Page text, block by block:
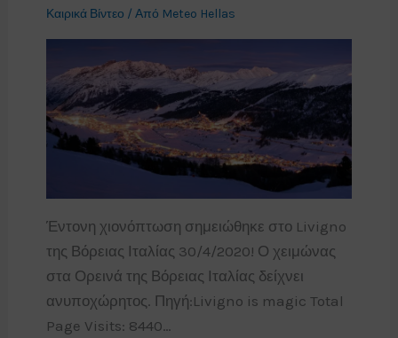
Καιρικά Βίντεο / Από Meteo Hellas
Έντονη χιονόπτωση σημειώθηκε στο Livigno
της Βόρειας Ιταλίας 30/4/2020! Ο χειμώνας
στα Ορεινά της Βόρειας Ιταλίας δείχνει
ανυποχώρητος. Πηγή:Livigno is magic Total
Page Visits: 8440…